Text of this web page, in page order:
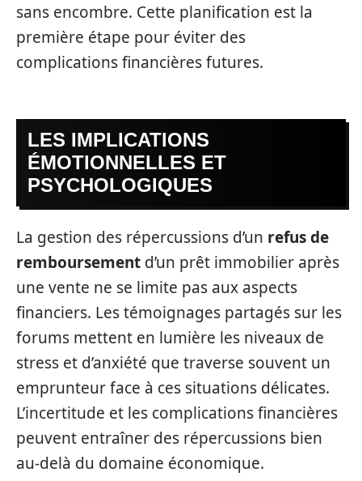
sans encombre. Cette planification est la
première étape pour éviter des
complications financières futures.
LES IMPLICATIONS
ÉMOTIONNELLES ET
PSYCHOLOGIQUES
La gestion des répercussions d’un refus de
remboursement d’un prêt immobilier après
une vente ne se limite pas aux aspects
financiers. Les témoignages partagés sur les
forums mettent en lumière les niveaux de
stress et d’anxiété que traverse souvent un
emprunteur face à ces situations délicates.
L’incertitude et les complications financières
peuvent entraîner des répercussions bien
au-delà du domaine économique.